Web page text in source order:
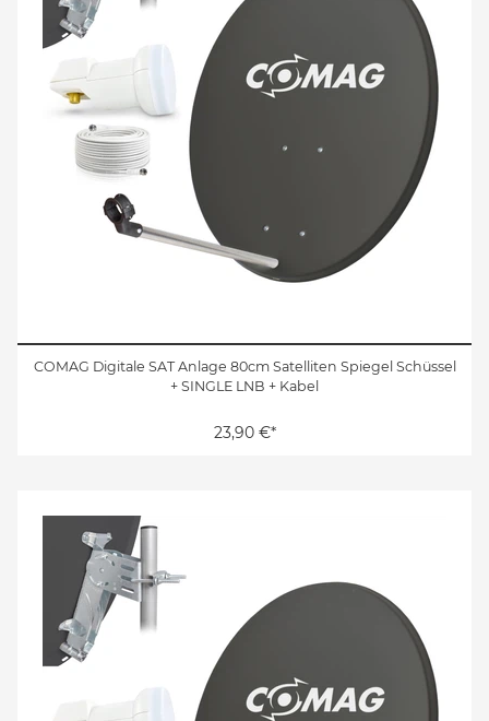
COMAG Digitale SAT Anlage 80cm Satelliten Spiegel Schüssel
+ SINGLE LNB + Kabel
23,90 €*